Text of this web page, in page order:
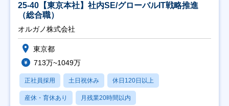
25-40【東京本社】社内SE/グローバルIT戦略推進
（総合職）
オルガノ株式会社
東京都
713万~1049万
正社員採用 土日祝休み 休日120日以上
産休・育休あり 月残業20時間以内